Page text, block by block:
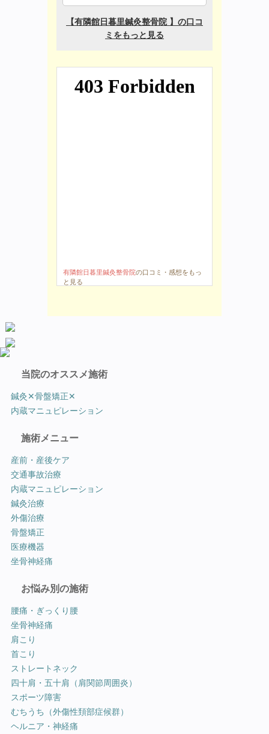
有隣館日暮里鍼灸整骨院の口コミ・感想をもっ
と見る
当院のオススメ施術
鍼灸✕骨盤矯正✕
内蔵マニュピレーション
施術メニュー
産前・産後ケア
交通事故治療
内蔵マニュピレーション
鍼灸治療
外傷治療
骨盤矯正
医療機器
坐骨神経痛
お悩み別の施術
腰痛・ぎっくり腰
坐骨神経痛
肩こり
首こり
ストレートネック
四十肩・五十肩（肩関節周囲炎）
スポーツ障害
むちうち（外傷性頚部症候群）
ヘルニア・神経痛